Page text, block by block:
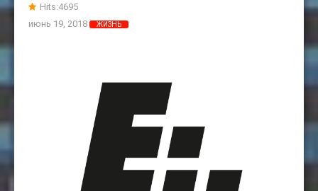
Hits:4695
июнь 19, 2018
ЖИЗНЬ